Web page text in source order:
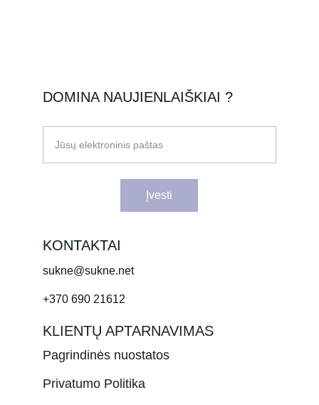
KONTAKTAI
Įvesti
sukne@sukne.net
DOMINA NAUJIENLAIŠKIAI ?
+370 690 21612
KLIENTŲ APTARNAVIMAS
Pagrindinės nuostatos
Privatumo Politika